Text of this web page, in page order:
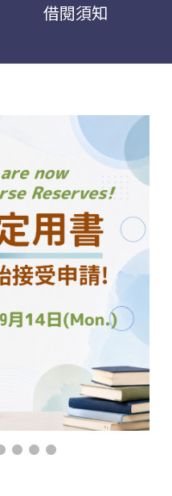
借閱須知